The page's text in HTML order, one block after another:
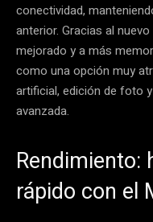
conectividad,
anterior. Gracias al
mejorado y a más
como una opción muy
artificial, edición de foto
avanzada.
Rendimiento:
rápido con el